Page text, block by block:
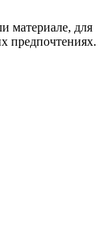
материале, для
предпочтениях.